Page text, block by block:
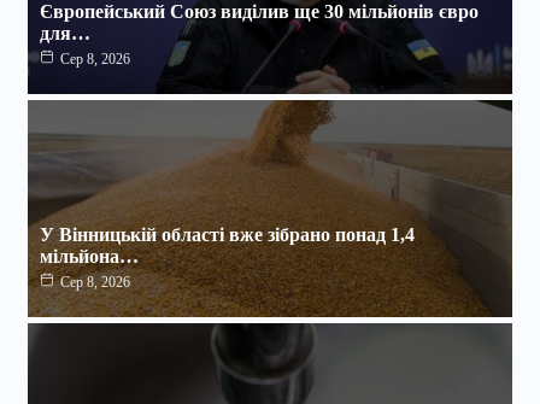
Європейський Союз виділив ще 30 мільйонів євро
для…
Сер 8, 2026
У Вінницькій області вже зібрано понад 1,4
мільйона…
Сер 8, 2026